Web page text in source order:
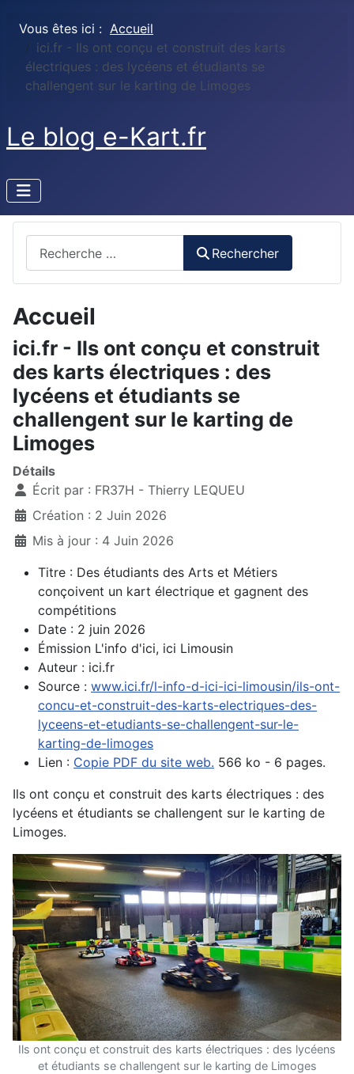
Vous êtes ici : Accueil
ici.fr - Ils ont conçu et construit des karts
électriques : des lycéens et étudiants se
challengent sur le karting de Limoges
Le blog e-Kart.fr
Rechercher
Accueil
ici.fr - Ils ont conçu et construit
des karts électriques : des
lycéens et étudiants se
challengent sur le karting de
Limoges
Détails
Écrit par : FR37H - Thierry LEQUEU
Création : 2 Juin 2026
Mis à jour : 4 Juin 2026
Titre : Des étudiants des Arts et Métiers
conçoivent un kart électrique et gagnent des
compétitions
Date : 2 juin 2026
Émission L'info d'ici, ici Limousin
Auteur : ici.fr
Source : www.ici.fr/l-info-d-ici-ici-limousin/ils-ont-
concu-et-construit-des-karts-electriques-des-
lyceens-et-etudiants-se-challengent-sur-le-
karting-de-limoges
Lien : Copie PDF du site web. 566 ko - 6 pages.
Ils ont conçu et construit des karts électriques : des
lycéens et étudiants se challengent sur le karting de
Limoges.
Ils ont conçu et construit des karts électriques : des lycéens
et étudiants se challengent sur le karting de Limoges